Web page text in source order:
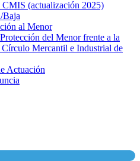
(actualización 2025)
Baja
al Menor
del Menor frente a la
Mercantil e Industrial de
Actuación